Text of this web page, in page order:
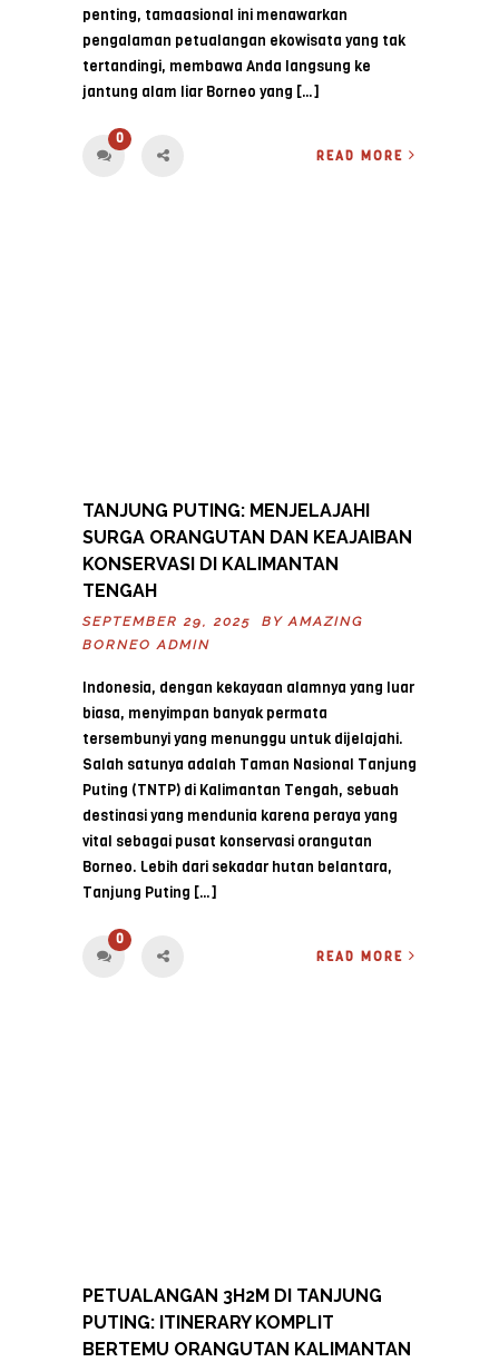
penting, tamaasional ini menawarkan
pengalaman petualangan ekowisata yang tak
tertandingi, membawa Anda langsung ke
jantung alam liar Borneo yang […]
0
READ MORE
TANJUNG PUTING: MENJELAJAHI
SURGA ORANGUTAN DAN KEAJAIBAN
KONSERVASI DI KALIMANTAN
TENGAH
SEPTEMBER 29, 2025 BY AMAZING
BORNEO ADMIN
Indonesia, dengan kekayaan alamnya yang luar
biasa, menyimpan banyak permata
tersembunyi yang menunggu untuk dijelajahi.
Salah satunya adalah Taman Nasional Tanjung
Puting (TNTP) di Kalimantan Tengah, sebuah
destinasi yang mendunia karena peraya yang
vital sebagai pusat konservasi orangutan
Borneo. Lebih dari sekadar hutan belantara,
Tanjung Puting […]
0
READ MORE
PETUALANGAN 3H2M DI TANJUNG
PUTING: ITINERARY KOMPLIT
BERTEMU ORANGUTAN KALIMANTAN